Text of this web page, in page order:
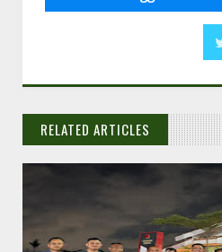
RELATED ARTICLES
// THATS